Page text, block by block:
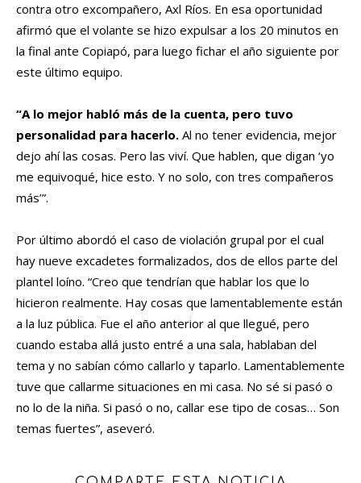
contra otro excompañero, Axl Ríos. En esa oportunidad
afirmó que el volante se hizo expulsar a los 20 minutos en
la final ante Copiapó, para luego fichar el año siguiente por
este último equipo.
“A lo mejor habló más de la cuenta, pero tuvo
personalidad para hacerlo. Al no tener evidencia, mejor
dejo ahí las cosas. Pero las viví. Que hablen, que digan ‘yo
me equivoqué, hice esto. Y no solo, con tres compañeros
más’”.
Por último abordó el caso de violación grupal por el cual
hay nueve excadetes formalizados, dos de ellos parte del
plantel loíno. “Creo que tendrían que hablar los que lo
hicieron realmente. Hay cosas que lamentablemente están
a la luz pública. Fue el año anterior al que llegué, pero
cuando estaba allá justo entré a una sala, hablaban del
tema y no sabían cómo callarlo y taparlo. Lamentablemente
tuve que callarme situaciones en mi casa. No sé si pasó o
no lo de la niña. Si pasó o no, callar ese tipo de cosas… Son
temas fuertes”, aseveró.